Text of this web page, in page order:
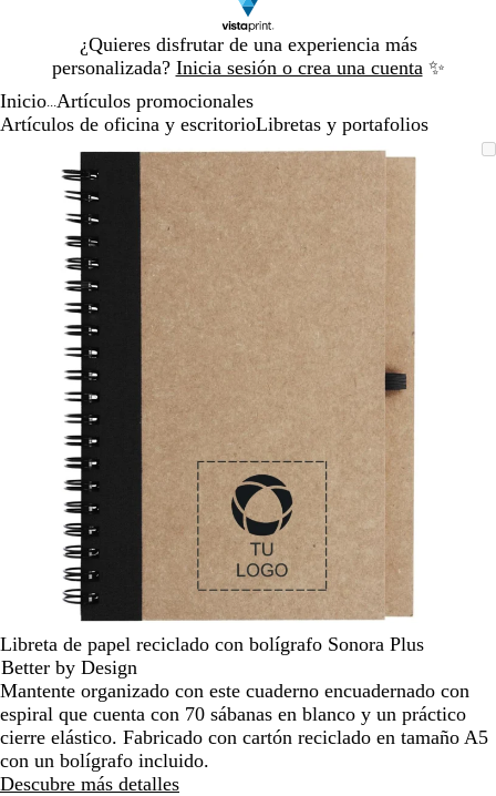
¿Quieres disfrutar de una experiencia más
personalizada? Inicia sesión o crea una cuenta ✨
1
Inicio Artículos promocionales
Artículos de oficina y escritorioLibretas y portafolios
Imagen
ampliable
Acercado
hasta
mínimo
Haz
clic
para
expandir
Utiliza
las
teclas
de
más
menos
para
ampliar
y
alejar
las
flechas
para
moverte
por
la
imagen
Diapositiva
Libreta de papel reciclado con bolígrafo Sonora Plus
Better by Design
Mantente organizado con este cuaderno encuadernado con
espiral que cuenta con 70 sábanas en blanco y un práctico
cierre elástico. Fabricado con cartón reciclado en tamaño A5
con un bolígrafo incluido.
Descubre más detalles